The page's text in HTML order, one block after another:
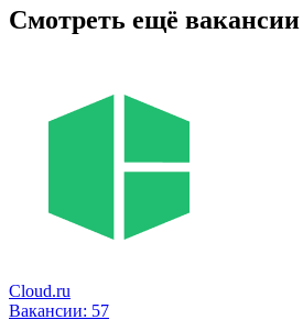
Смотреть ещё вакансии
Cloud.ru
Вакансии: 57